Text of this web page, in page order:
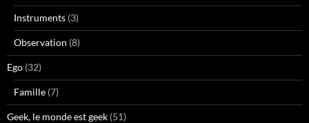
Instruments (3)
Observation (8)
Ego (32)
Famille (7)
Geek, le monde est geek (51)